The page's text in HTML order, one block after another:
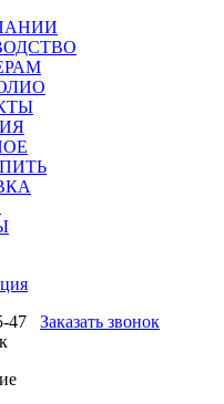
47
Заказать звонок